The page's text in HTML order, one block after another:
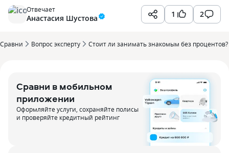
1 2
Отвечает
Анастасия Шустова
Сравни Вопрос эксперту Стоит ли занимать знакомым без процентов?
Сравни в мобильном
приложении
Оформляйте услуги, сохраняйте полисы
и проверяйте кредитный рейтинг